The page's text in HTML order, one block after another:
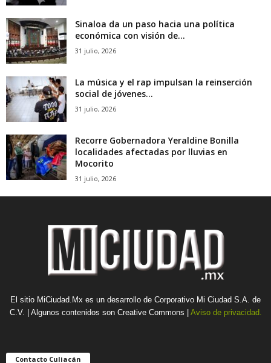
Sinaloa da un paso hacia una política
económica con visión de...
31 julio, 2026
La música y el rap impulsan la reinserción
social de jóvenes...
31 julio, 2026
Recorre Gobernadora Yeraldine Bonilla
localidades afectadas por lluvias en
Mocorito
31 julio, 2026
El sitio MiCiudad.Mx es un desarrollo de Corporativo Mi Ciudad S.A. de
C.V. | Algunos contenidos son Creative Commons | Aviso de privacidad.
Contacto Culiacán